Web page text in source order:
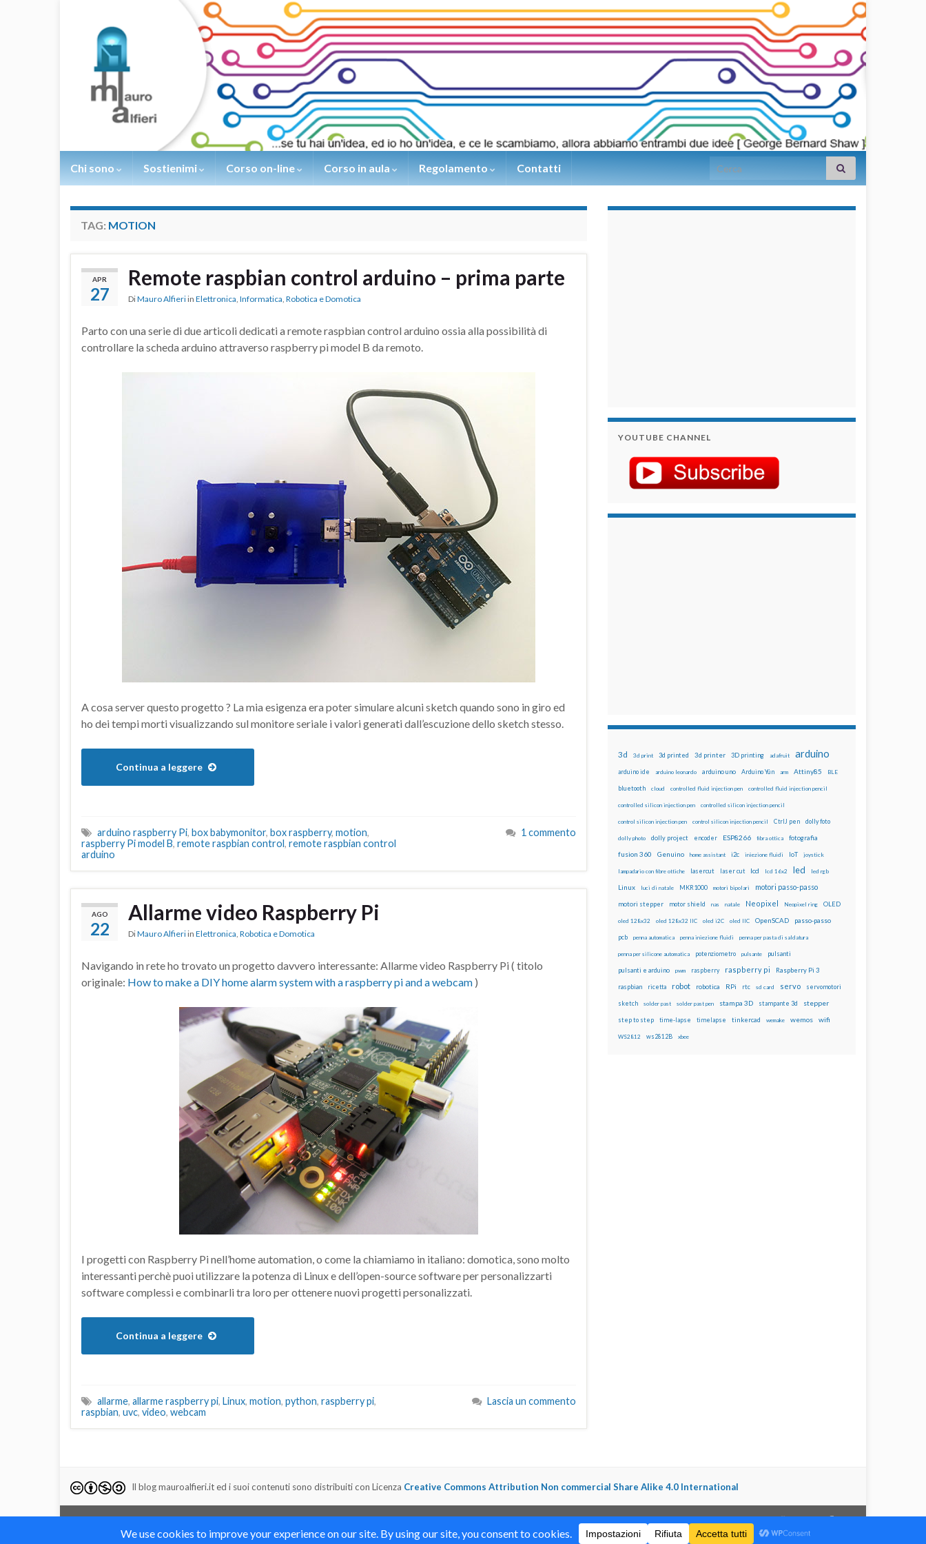
Chi sono Sostienimi Corso on-line Corso in aula Regolamento Contatti Search for:
TAG: MOTION
APR
27
Remote raspbian control arduino – prima parte
DiMauro Alfieri in Elettronica, Informatica, Robotica e Domotica
Parto con una serie di due articoli dedicati a remote raspbian control arduino ossia alla possibilità di
controllare la scheda arduino attraverso raspberry pi model B da remoto.
A cosa server questo progetto ? La mia esigenza era poter simulare alcuni sketch quando sono in giro ed
ho dei tempi morti visualizzando sul monitore seriale i valori generati dall’escuzione dello sketch stesso.
Continua a leggere
arduino raspberry Pi, box babymonitor, box raspberry, motion,
raspberry Pi model B, remote raspbian control, remote raspbian control
arduino
1 commento
AGO
22
Allarme video Raspberry Pi
DiMauro Alfieri in Elettronica, Robotica e Domotica
Navigando in rete ho trovato un progetto davvero interessante: Allarme video Raspberry Pi ( titolo
originale: How to make a DIY home alarm system with a raspberry pi and a webcam )
I progetti con Raspberry Pi nell’home automation, o come la chiamiamo in italiano: domotica, sono molto
interessanti perchè puoi utilizzare la potenza di Linux e dell’open-source software per personalizzarti
software complessi e combinarli tra loro per ottenere nuovi progetti personalizzati.
Continua a leggere
allarme, allarme raspberry pi, Linux, motion, python, raspberry pi,
raspbian, uvc, video, webcam
Lascia un commento
YOUTUBE CHANNEL
3d 3d print 3d printed 3d printer 3D printing adafruit arduino
arduino ide arduino leonardo arduino uno Arduino Yún arm Attiny85 BLE
bluetooth cloud controlled fluid injection pen controlled fluid injection pencil
controlled silicon injection pen controlled silicon injection pencil
control silicon injection pen control silicon injection pencil CtrlJ pen dolly foto
dolly photo dolly project encoder ESP8266 fibra ottica fotografia
fusion 360 Genuino home assistant i2c iniezione fluidi IoT joystick
lampadario con fibre ottiche lasercut laser cut lcd lcd 16x2 led led rgb
Linux luci di natale MKR1000 motori bipolari motori passo-passo
motori stepper motor shield nas natale Neopixel Neopixel ring OLED
oled 128x32 oled 128x32 IIC oled i2C oled IIC OpenSCAD passo-passo
pcb penna automatica penna iniezione fluidi penna per pasta di saldatura
penna per silicone automatica potenziometro pulsante pulsanti
pulsanti e arduino pwm raspberry raspberry pi Raspberry Pi 3
raspbian ricetta robot robotica RPi rtc sd card servo servomotori
sketch solder past solder past pen stampa 3D stampante 3d stepper
step to step time-lapse timelapse tinkercad wemake wemos wifi
WS2812 ws2812B xbee
Il blog mauroalfieri.it ed i suoi contenuti sono distribuiti con Licenza Creative Commons Attribution Non commercial Share Alike 4.0 International
Realizzato con il
daGraphene Themes.